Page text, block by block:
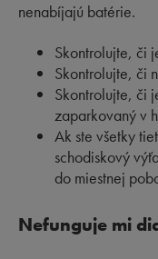
nenabíjajú batérie.
Skontrolujte, či
Skontrolujte, či
Skontrolujte, či
zaparkovaný v
Ak ste všetky
schodiskový
do miestnej
Nefunguje mi